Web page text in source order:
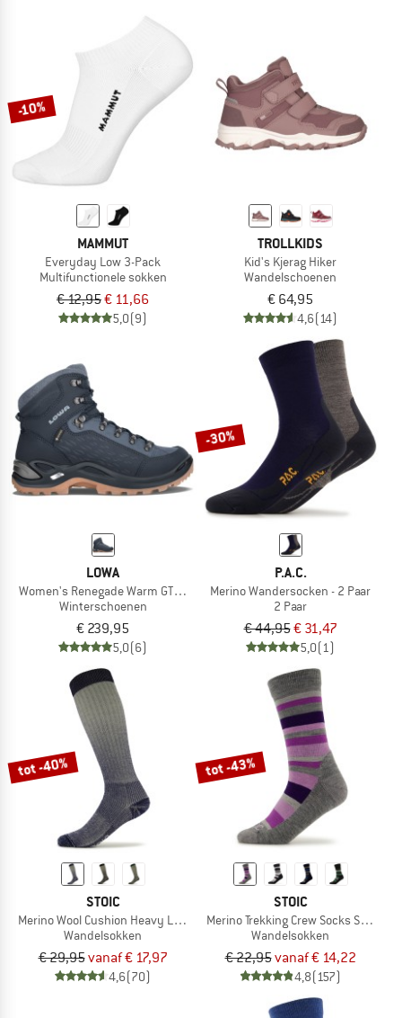
-10%
MAMMUT
Everyday Low 3-Pack
Multifunctionele sokken
€ 12,95€ 11,66
5,0(9)
TROLLKIDS
Kid's Kjerag Hiker
Wandelschoenen
€ 64,95
4,6(14)
LOWA
Women's Renegade Warm GTX Mid
Winterschoenen
€ 239,95
5,0(6)
-30%
P.A.C.
Merino Wandersocken - 2 Paar
2 Paar
€ 44,95€ 31,47
5,0(1)
tot -40%
STOIC
Merino Wool Cushion Heavy Long Socks
Wandelsokken
€ 29,95vanaf € 17,97
4,6(70)
tot -43%
STOIC
Merino Trekking Crew Socks Stripes
Wandelsokken
€ 22,95vanaf € 14,22
4,8(157)